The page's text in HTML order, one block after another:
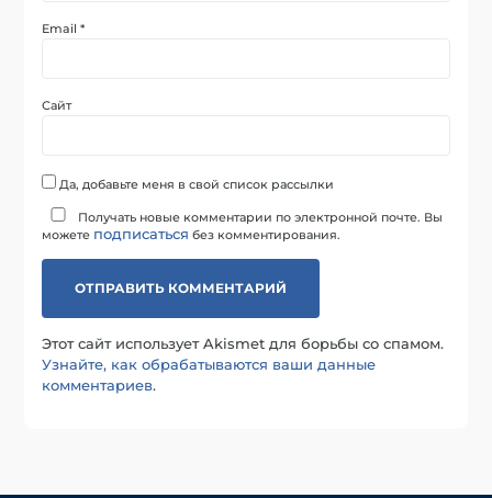
Email*
Сайт
Да, добавьте меня в свой список рассылки
Получать новые комментарии по электронной почте. Вы
можете подписаться без комментирования.
Этот сайт использует Akismet для борьбы со спамом.
Узнайте, как обрабатываются ваши данные
комментариев.